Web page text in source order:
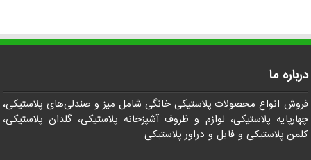
درباره ما
فروش انواع محصولات پلاستیکی خانگی شامل میز و صندلی‌های پلاستیکی،
چهارپایه پلاستیکی، لوازم و ظروف آشپزخانه پلاستیکی، گلدان پلاستیکی،
کلمن پلاستیکی و فایل و دراور پلاستیکی